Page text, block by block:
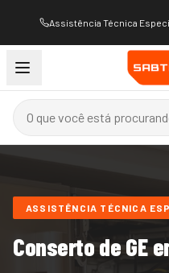
Assistência Técnica
ASSISTÊNCIA TÉCNICA
Conserto deGE